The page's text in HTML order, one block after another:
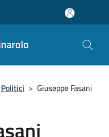
Politici > Giuseppe Fasani